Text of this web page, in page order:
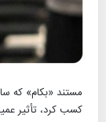
مستند «بکام» که
کسب کرد، تأثیر